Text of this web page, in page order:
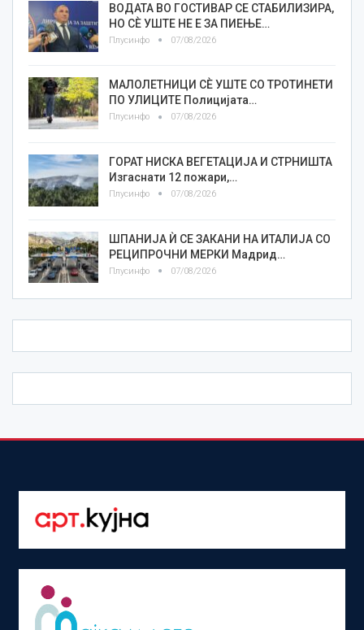
ВОДАТА ВО ГОСТИВАР СЕ СТАБИЛИЗИРА,
НО СÈ УШТЕ НЕ Е ЗА ПИЕЊЕ…
Плусинфо 07/08/2026
МАЛОЛЕТНИЦИ СÈ УШТЕ СО ТРОТИНЕТИ
ПО УЛИЦИТЕ Полицијата…
Плусинфо 07/08/2026
ГОРАТ НИСКА ВЕГЕТАЦИЈА И СТРНИШТА
Изгаснати 12 пожари,…
Плусинфо 07/08/2026
ШПАНИЈА Ѝ СЕ ЗАКАНИ НА ИТАЛИЈА СО
РЕЦИПРОЧНИ МЕРКИ Мадрид…
Плусинфо 07/08/2026